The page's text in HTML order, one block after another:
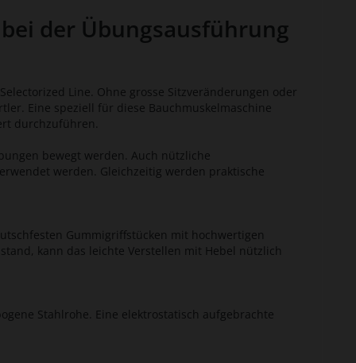
der Übungsausführung
Line. Ohne grosse Sitzveränderungen oder
Eine speziell für diese Bauchmuskelmaschine
durchzuführen.
bewegt werden. Auch nützliche
werden. Gleichzeitig werden praktische
Gummigriffstücken mit hochwertigen
kann das leichte Verstellen mit Hebel nützlich
Stahlrohe. Eine elektrostatisch aufgebrachte